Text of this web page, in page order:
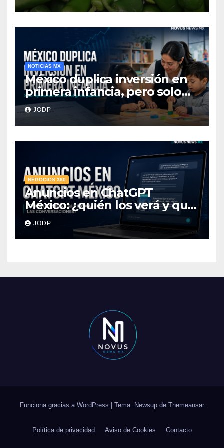
hospitalizados
NOTICIAS MX
México duplica inversión en
primera infancia, pero solo
destina 2.53% del gasto
público
JODP
NEGOCIOS 360
Anuncios en ChatGPT
México: ¿quién los verá y qué
pasará con las
conversaciones?
JODP
Funciona gracias a WordPress Tema: Newsup de Themeansar
Política de privacidad Aviso de Cookies Contacto